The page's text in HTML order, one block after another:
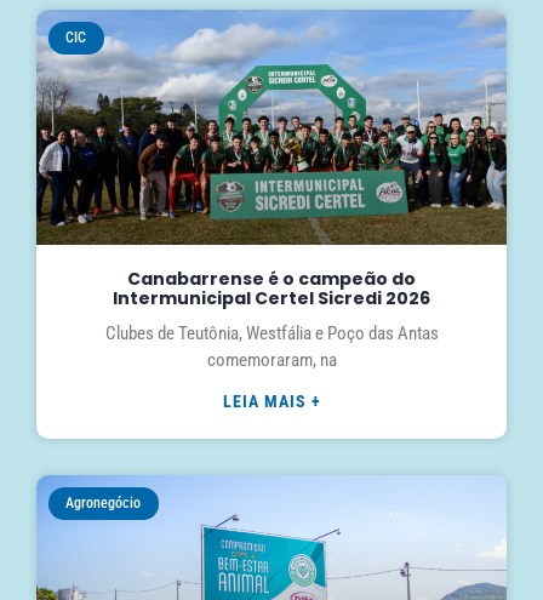
CIC
Canabarrense é o campeão do
Intermunicipal Certel Sicredi 2026
Clubes de Teutônia, Westfália e Poço das Antas
comemoraram, na
LEIA MAIS +
Agronegócio